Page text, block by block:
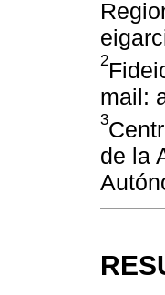
2
mail:
3
de la